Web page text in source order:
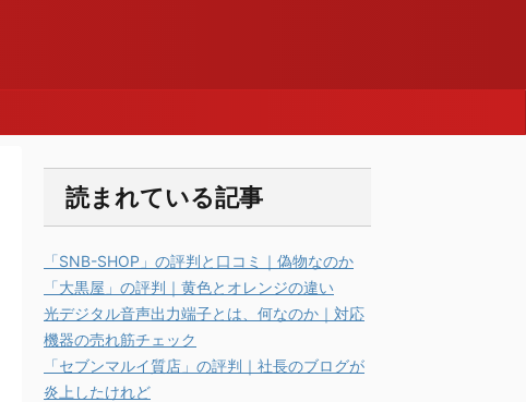
読まれている記事
「SNB-SHOP」の評判と口コミ｜偽物なのか
「大黒屋」の評判｜黄色とオレンジの違い
光デジタル音声出力端子とは、何なのか｜対応
機器の売れ筋チェック
「セブンマルイ質店」の評判｜社長のブログが
炎上したけれど